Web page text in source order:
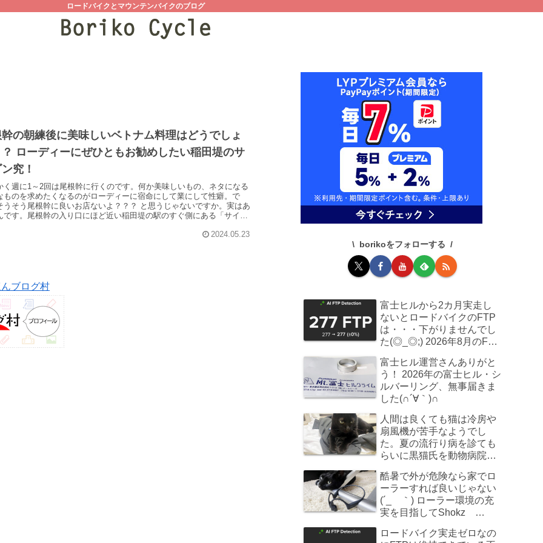
ロードバイクとマウンテンバイクのブログ
の朝練後に美味しいベトナム料理はどうでしょ
ローディーにぜひともお勧めしたい稲田堤のサ
究！
く週に1～2回は尾根幹に行くのです。何か美味しいもの、ネタになる
ものを求めたくなるのがローディーに宿命にして業にして性癖。で
うそう尾根幹に良いお店ないよ？？？ と思うじゃないですか。実はあ
です。尾根幹の入り口にほど近い稲田堤の駅のすぐ側にある「サイゴ
2024.05.23
ブログ村
borikoをフォローする
富士ヒルから2カ月実走し
ないとロードバイクのFTP
は・・・下がりませんでし
た(◎_◎;) 2026年8月のFTP
富士ヒル運営さんありがと
う！ 2026年の富士ヒル・シ
ルバーリング、無事届きま
した(∩´∀｀)∩
人間は良くても猫は冷房や
扇風機が苦手なようでし
た。夏の流行り病を診ても
らいに黒猫氏を動物病院へ
酷暑で外が危険なら家でロ
ーラーすれば良いじゃない
(´_ゝ｀) ローラー環境の充
実を目指してShokz
た
ロードバイク実走ゼロなの